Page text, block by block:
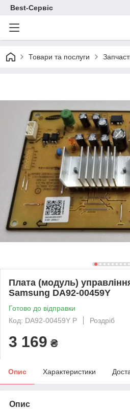
Best-Сервіс
Товари та послуги
Плата (модуль)
Samsung DA92-00459Y
Готово до відправки
Код: DA92-00459Y P
Роздріб
3 169 ₴
Опис Характеристики
Опис